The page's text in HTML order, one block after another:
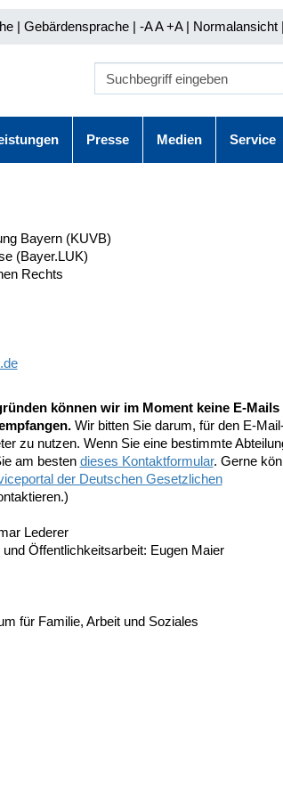
| Gebärdensprache | -A A+A | Normalansicht |
Presse Medien Service
Bayern (KUVB)
(Bayer.LUK)
Rechts
können wir im Moment keine E-Mails
Wir bitten Sie darum, für den E-
zu nutzen. Wenn Sie eine bestimmte
am besten dieses Kontaktformular. Gerne
der Deutschen Gesetzlichen
Lederer
Öffentlichkeitsarbeit: Eugen Maier
für Familie, Arbeit und Soziales